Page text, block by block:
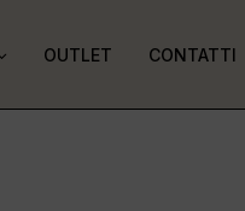
OUTLET CONTATTI